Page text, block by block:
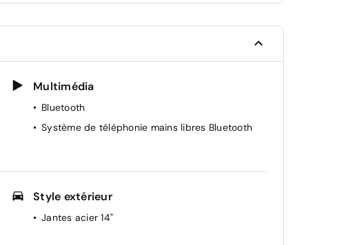
Multimédia
Bluetooth
Système de téléphonie mains libres Bluetooth
Style extérieur
Jantes acier 14"